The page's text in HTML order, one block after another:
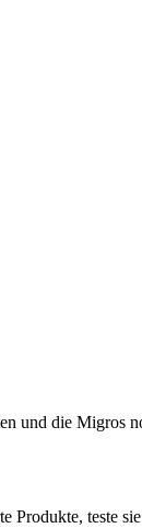
und die Migros
teste